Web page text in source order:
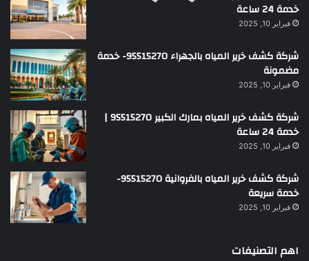
خدمة 24 ساعة
فبراير 10, 2025
شركة كشف خرير المياه بالجهراء 95515270- خدمة
مضمونة
فبراير 10, 2025
شركة كشف خرير المياه بمارك الكبير 95515270 |
خدمة 24 ساعة
فبراير 10, 2025
شركة كشف خرير المياه بالفروانية 95515270-
خدمة سريعة
فبراير 10, 2025
اهم التصنيفات